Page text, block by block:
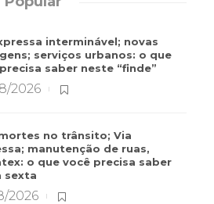
interminável; novas
serviços urbanos: o que
saber neste “finde”
2026
no trânsito; Via
manutenção de ruas,
o que você precisa saber
sexta
2026